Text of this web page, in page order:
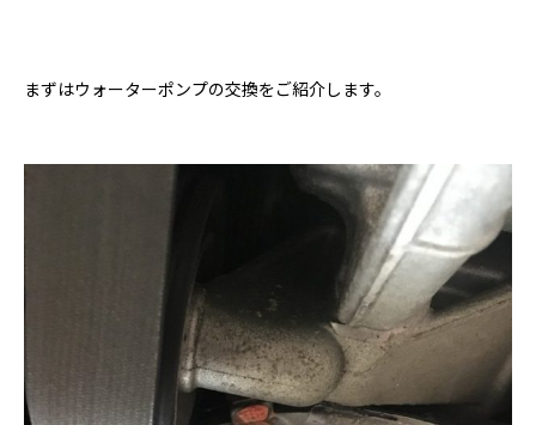
まずはウォーターポンプの交換をご紹介します。